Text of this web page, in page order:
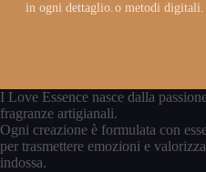
in ogni dettaglio.o metodi digitali.
I Love Essence nasce dalla
fragranze artigianali.
Ogni creazione è formulata con
per trasmettere emozioni e
indossa.